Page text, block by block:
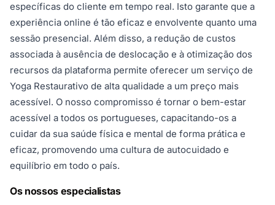
específicas do cliente em tempo real. Isto garante que a
experiência online é tão eficaz e envolvente quanto uma
sessão presencial. Além disso, a redução de custos
associada à ausência de deslocação e à otimização dos
recursos da plataforma permite oferecer um serviço de
Yoga Restaurativo de alta qualidade a um preço mais
acessível. O nosso compromisso é tornar o bem-estar
acessível a todos os portugueses, capacitando-os a
cuidar da sua saúde física e mental de forma prática e
eficaz, promovendo uma cultura de autocuidado e
equilíbrio em todo o país.
Os nossos especialistas